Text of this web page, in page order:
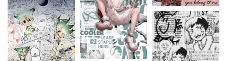
MOB PSYCHO 100
MY HERO ACADEMIA
NARUTO